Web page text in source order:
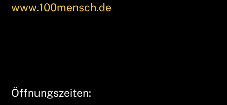
www.100mensch.de
Öffnungszeiten: